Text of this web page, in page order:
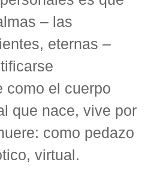
– las
eternas –
como el cuerpo
que nace, vive por
como pedazo
virtual.